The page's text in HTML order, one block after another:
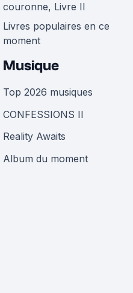
couronne, Livre II
Livres populaires en ce
moment
Musique
Top 2026 musiques
CONFESSIONS II
Reality Awaits
Album du moment